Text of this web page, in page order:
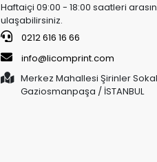
Haftaiçi 09:00 - 18:00 saatleri
ulaşabilirsiniz.
0212 616 16 66
info@licomprint.com
Merkez Mahallesi Şirinler
Gaziosmanpaşa / İSTANBUL